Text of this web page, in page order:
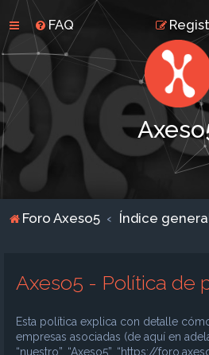
FAQ
Foro Axeso5 Índice
Axeso5 - Política de
Esta política explica con detalle
empresas asociadas (de aquí en
“nuestro”, “Axeso5”, “https://